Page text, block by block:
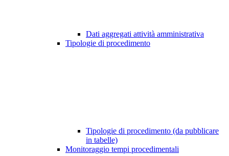
Dati aggregati attività amministrativa
Tipologie di procedimento
Tipologie di procedimento (da pubblicare
in tabelle)
Monitoraggio tempi procedimentali